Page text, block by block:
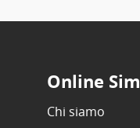
Online Sim
Chi siamo